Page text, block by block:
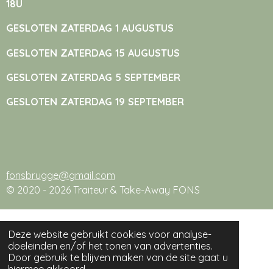
Deze website gebruikt cookies voor analyse-
doeleinden en/of het tonen van advertenties.
Door gebruik te blijven maken van de site gaat u
18U
GESLOTEN ZATERDAG 1 AUGUSTUS
GESLOTEN ZATERDAG 15 AUGUSTUS
GESLOTEN ZATERDAG 5 SEPTEMBER
GESLOTEN ZATERDAG 19 SEPTEMBER
fonsbrugge@gmail.com
© 2020 - 2026 Traiteur & Take-Away FONS